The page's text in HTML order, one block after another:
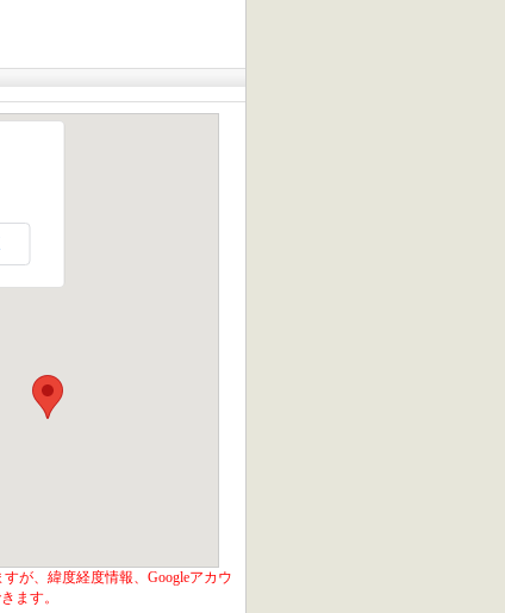
が、緯度経度情報、Googleアカウ
ます。